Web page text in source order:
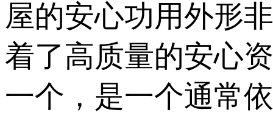
屋的安心功用外形
着了高质量的安心
一个，是一个通常